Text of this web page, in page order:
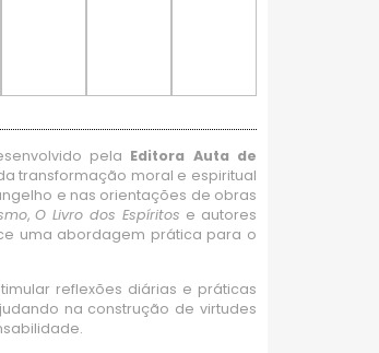
pela Editora Auta de
transformação moral e espiritual
e nas orientações de obras
,O Livro dos Espíritos e autores
uma abordagem prática para o
reflexões diárias e práticas
na construção de virtudes